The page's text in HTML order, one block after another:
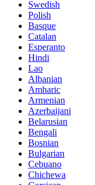
Swedish
Polish
Basque
Catalan
Esperanto
Hindi
Lao
Albanian
Amharic
Armenian
Azerbaijani
Belarusian
Bengali
Bosnian
Bulgarian
Cebuano
Chichewa